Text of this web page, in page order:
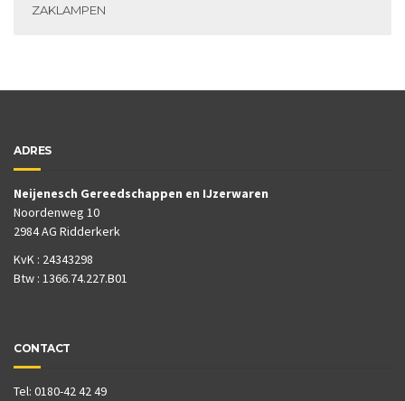
ZAKLAMPEN
ADRES
Neijenesch Gereedschappen en IJzerwaren
Noordenweg 10
2984 AG Ridderkerk
KvK : 24343298
Btw : 1366.74.227.B01
CONTACT
Tel: 0180-42 42 49